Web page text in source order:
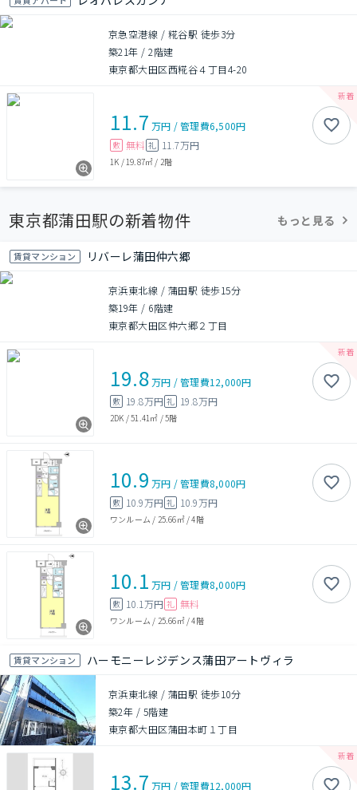
京急空港線 / 糀谷駅 徒歩3分
築21年 /2階建
東京都大田区西糀谷４丁目4-20
11.7 万円 /管理費6,500円
敷 無料 礼 11.7万円
1K / 19.87㎡ / 2階
東京都蒲田駅の新着物件 もっと見る
賃貸マンション リバーレ蒲田仲六郷
京浜東北線 / 蒲田駅 徒歩15分
築19年 / 6階建
東京都大田区仲六郷２丁目
19.8万円 /管理費12,000円
敷 19.8万円 礼 19.8万円
2DK /51.41㎡ /5階
10.9 万円 /管理費8,000円
敷 10.9万円 礼 10.9万円
ワンルーム / 25.66㎡/4階
10.1 万円 /管理費8,000円
敷 10.1万円 礼 無料
ワンルーム / 25.66㎡/4階
賃貸マンション ハーモニーレジデンス蒲田アートヴィラ
京浜東北線 / 蒲田駅 徒歩10分
築2年 / 5階建
東京都大田区蒲田本町１丁目
13.7 万円 /管理費12,000円